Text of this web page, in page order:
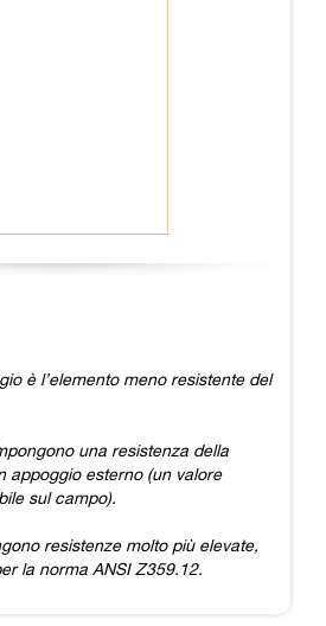
è l’elemento meno resistente del
una resistenza della
appoggio esterno (un valore
sul campo).
resistenze molto più elevate,
la norma ANSI Z359.12.